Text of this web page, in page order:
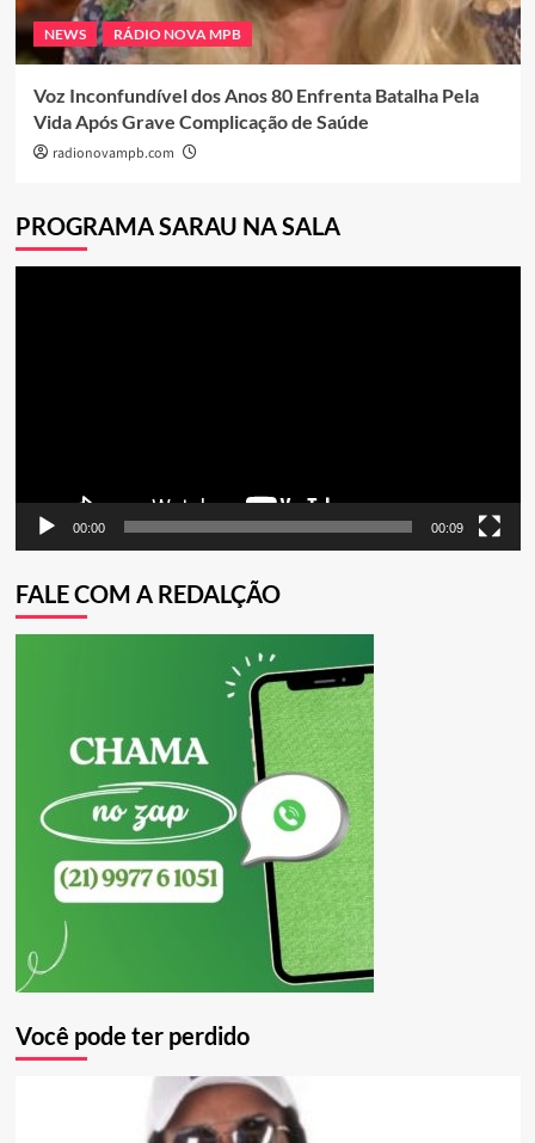
NEWS RÁDIO NOVA MPB
Voz Inconfundível dos Anos 80 Enfrenta Batalha Pela
Vida Após Grave Complicação de Saúde
radionovampb.com
PROGRAMA SARAU NA SALA
00:00 00:09
FALE COM A REDALÇÃO
Você pode ter perdido